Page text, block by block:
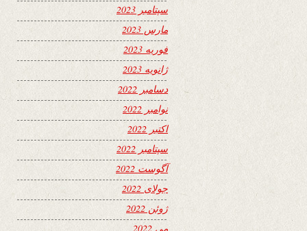
سپتامبر 2023
مارس 2023
فوریه 2023
ژانویه 2023
دسامبر 2022
نوامبر 2022
اکتبر 2022
سپتامبر 2022
آگوست 2022
جولای 2022
ژوئن 2022
می 2022